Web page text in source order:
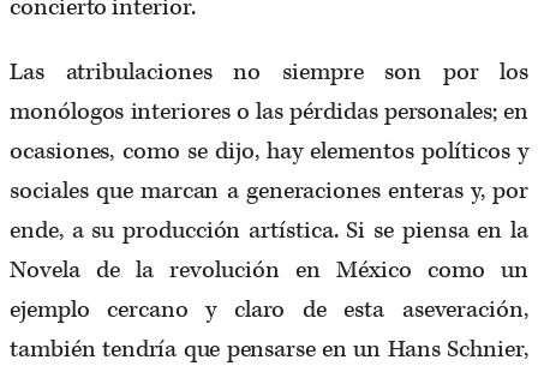
concierto interior.
Las atribulaciones no siempre son por los
monólogos interiores o las pérdidas personales; en
ocasiones, como se dijo, hay elementos políticos y
sociales que marcan a generaciones enteras y, por
ende, a su producción artística. Si se piensa en la
Novela de la revolución en México como un
ejemplo cercano y claro de esta aseveración,
también tendría que pensarse en un Hans Schnier,